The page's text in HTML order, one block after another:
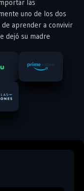
las
uno de los dos
aprender a convivir
dejó su madre